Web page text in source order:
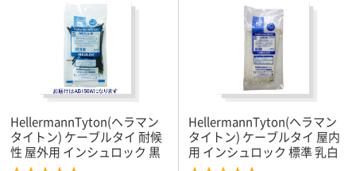
HellermannTyton(ヘラマン
タイトン) ケーブルタイ 耐候
性 屋外用 インシュロック 黒
HellermannTyton(ヘラマン
タイトン) ケーブルタイ 屋内
用 インシュロック 標準 乳白